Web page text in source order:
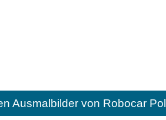
Ausmalbilder von Robocar